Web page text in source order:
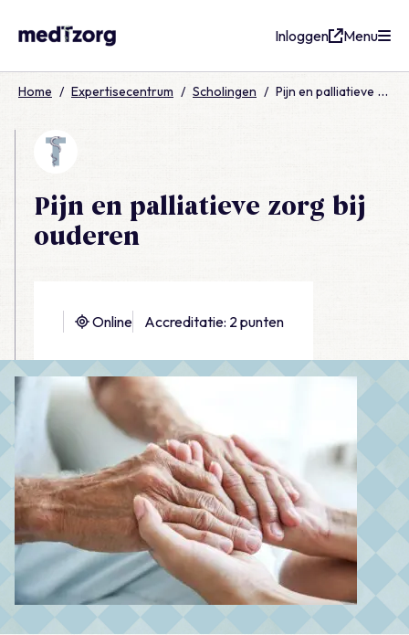
Inloggen Menu
Home / Expertisecentrum / Scholingen / Pijn en palliatieve zorg bij ouderen
Pijn en palliatieve zorg bij
ouderen
Online Accreditatie: 2 punten